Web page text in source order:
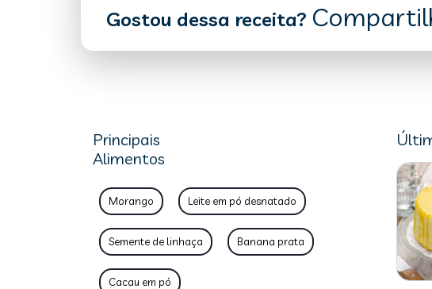
Gostou dessa receita?
Principais
Alimentos
Morango Leite em pó desnatado
Semente de linhaça Banana prata
Cacau em pó